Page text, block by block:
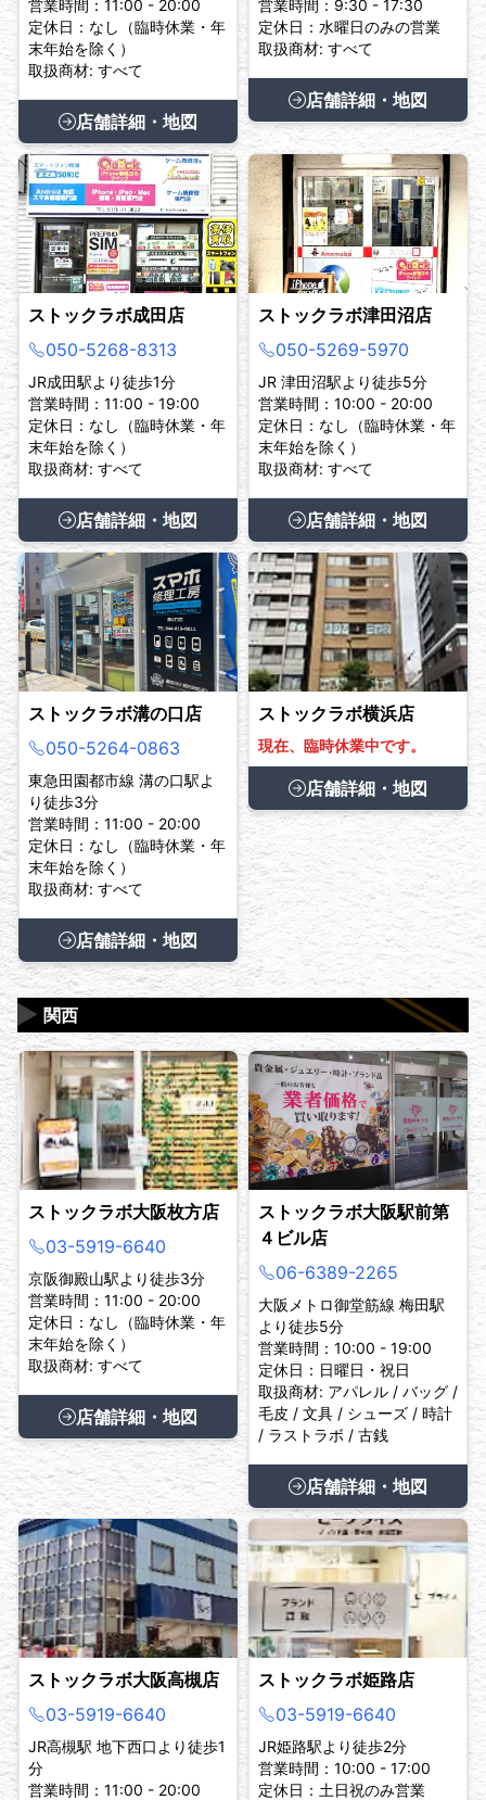
営業時間：11:00 - 20:00
定休日：なし（臨時休業・年
末年始を除く）
取扱商材: すべて
店舗詳細・地図
営業時間：9:30 - 17:30
定休日：水曜日のみの営業
取扱商材: すべて
店舗詳細・地図
ストックラボ成田店
050-5268-8313
JR成田駅より徒歩1分
営業時間：11:00 - 19:00
定休日：なし（臨時休業・年
末年始を除く）
取扱商材: すべて
店舗詳細・地図
ストックラボ津田沼店
050-5269-5970
JR 津田沼駅より徒歩5分
営業時間：10:00 - 20:00
定休日：なし（臨時休業・年
末年始を除く）
取扱商材: すべて
店舗詳細・地図
ストックラボ溝の口店
050-5264-0863
東急田園都市線 溝の口駅よ
り徒歩3分
営業時間：11:00 - 20:00
定休日：なし（臨時休業・年
末年始を除く）
取扱商材: すべて
店舗詳細・地図
ストックラボ横浜店
現在、臨時休業中です。
店舗詳細・地図
関西
▶
ストックラボ大阪枚方店
03-5919-6640
京阪御殿山駅より徒歩3分
営業時間：11:00 - 20:00
定休日：なし（臨時休業・年
末年始を除く）
取扱商材: すべて
店舗詳細・地図
ストックラボ大阪駅前第
４ビル店
06-6389-2265
大阪メトロ御堂筋線 梅田駅
より徒歩5分
営業時間：10:00 - 19:00
定休日：日曜日・祝日
取扱商材: アパレル / バッグ /
毛皮 / 文具 / シューズ / 時計
/ ラストラボ / 古銭
店舗詳細・地図
ストックラボ大阪高槻店
03-5919-6640
JR高槻駅 地下西口より徒歩1
分
営業時間：11:00 - 20:00
ストックラボ姫路店
03-5919-6640
JR姫路駅より徒歩2分
営業時間：10:00 - 17:00
定休日：土日祝のみ営業